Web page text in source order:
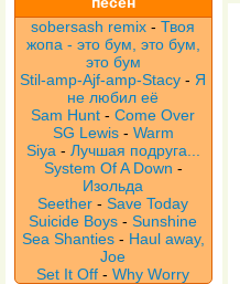
sobersash remix -Твоя
жопа - это бум, это бум,
это бум
Stil-amp-Ajf-amp-Stacy - Я
не любил её
Sam Hunt -Come Over
SG Lewis - Warm
Siya - Лучшая подруга...
System Of A Down -
Изольда
Seether -Save Today
Suicide Boys -Sunshine
Sea Shanties - Haul away,
Joe
Set It Off -Why Worry